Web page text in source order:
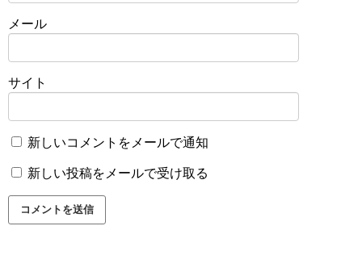
メール
サイト
新しいコメントをメールで通知
新しい投稿をメールで受け取る